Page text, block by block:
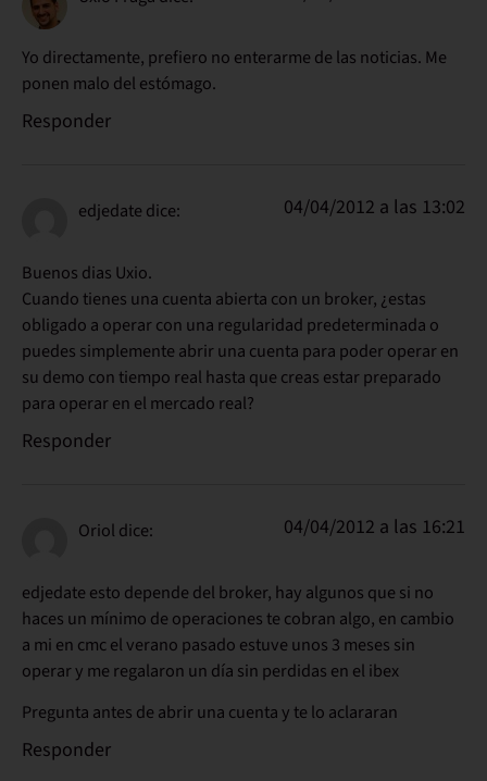
Yo directamente, prefiero no enterarme de las noticias. Me
ponen malo del estómago.
Responder
edjedate dice: 04/04/2012 a las 13:02
Buenos dias Uxio.
Cuando tienes una cuenta abierta con un broker, ¿estas
obligado a operar con una regularidad predeterminada o
puedes simplemente abrir una cuenta para poder operar en
su demo con tiempo real hasta que creas estar preparado
para operar en el mercado real?
Responder
Oriol dice: 04/04/2012 a las 16:21
edjedate esto depende del broker, hay algunos que si no
haces un mínimo de operaciones te cobran algo, en cambio
a mi en cmc el verano pasado estuve unos 3 meses sin
operar y me regalaron un día sin perdidas en el ibex
Pregunta antes de abrir una cuenta y te lo aclararan
Responder